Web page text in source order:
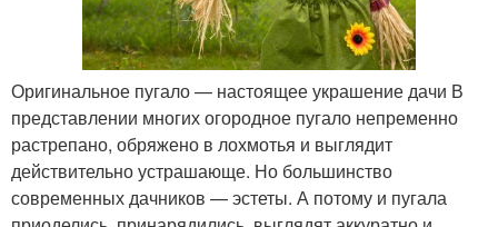
Оригинальное пугало — настоящее украшение дачи В
представлении многих огородное пугало непременно
растрепано, обряжено в лохмотья и выглядит
действительно устрашающе. Но большинство
современных дачников — эстеты. А потому и пугала